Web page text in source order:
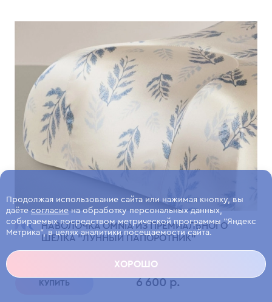
НАВОЛОЧКА OMNIA ИЗ ПРЕМИАЛЬНОГО
ШЕЛКА "ЛУННЫЙ ПАПОРОТНИК"
КУПИТЬ 6 600 р.
Продолжая использование сайта или нажимая кнопку, вы
даёте согласие на обработку персональных данных,
собираемых посредством метрической программы "Яндекс
Метрика", в целях аналитики посещаемости сайта.
ХОРОШО